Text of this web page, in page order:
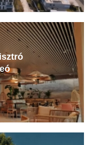
Hotel
Thaya Hotel